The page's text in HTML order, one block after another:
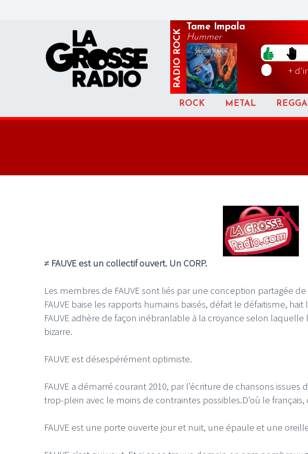
RADIO
ROCK
Tame Impala
Hummer
+
ROCK METAL
≠ FAUVE est un collectif ouvert. Un CORP.
Les membres de FAUVE sont liés par une conception partagée de
FAUVE baise les rapports humains baisés, défait le défaitisme,
FAUVE adhère de façon inébranlable à la croyance selon
bizarre.
FAUVE est désespérément optimiste.
FAUVE a démarré courant 2010, par l’écriture de chansons
trop-plein avec le moins de contraintes possibles.D’où le français,
FAUVE est une porte ouverte jour et nuit, une épaule et une